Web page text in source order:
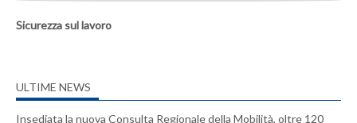
Sicurezza sul lavoro
ULTIME NEWS
Insediata la nuova Consulta Regionale della Mobilità, oltre 120